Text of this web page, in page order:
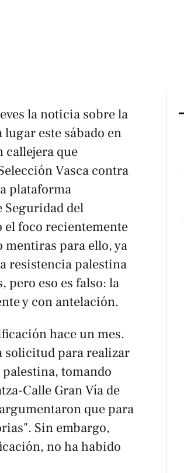
la noticia sobre la
este sábado en
callejera que
Vasca contra
plataforma
Seguridad del
el foco recientemente
mentiras para ello, ya
resistencia palestina
pero eso es falso: la
y con antelación.
hace un mes.
solicitud para realizar
tomando
Calle Gran Vía de
que para
Sin embargo,
no ha habido